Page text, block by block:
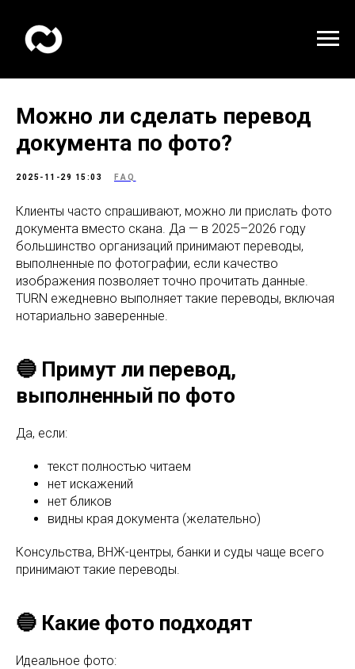
Можно ли сделать перевод
документа по фото?
2025-11-29 15:03 FAQ
Клиенты часто спрашивают, можно ли прислать фото
документа вместо скана. Да — в 2025–2026 году
большинство организаций принимают переводы,
выполненные по фотографии, если качество
изображения позволяет точно прочитать данные.
TURN ежедневно выполняет такие переводы, включая
нотариально заверенные.
🔵 Примут ли перевод,
выполненный по фото
Да, если:
текст полностью читаем
нет искажений
нет бликов
видны края документа (желательно)
Консульства, ВНЖ-центры, банки и суды чаще всего
принимают такие переводы.
🔵 Какие фото подходят
Идеальное фото: